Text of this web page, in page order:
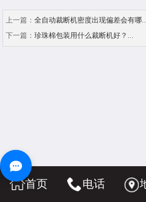
上一篇： 全自动裁断机密度出现偏差会有哪...
下一篇： 珍珠棉包装用什么裁断机好？...
首页 电话